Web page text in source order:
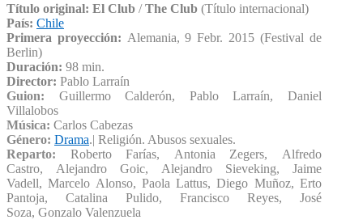
Título original: El Club /The Club (Título internacional)
País: Chile
Primera proyección: Alemania, 9 Febr. 2015 (Festival de
Berlin)
Duración: 98 min.
Director: Pablo Larraín
Guion: Guillermo Calderón, Pablo Larraín, Daniel
Villalobos
Música: Carlos Cabezas
Género: Drama.| Religión. Abusos sexuales.
Reparto: Roberto Farías, Antonia Zegers, Alfredo
Castro, Alejandro Goic, Alejandro Sieveking, Jaime
Vadell, Marcelo Alonso, Paola Lattus, Diego Muñoz, Erto
Pantoja, Catalina Pulido, Francisco Reyes, José
Soza, Gonzalo Valenzuela